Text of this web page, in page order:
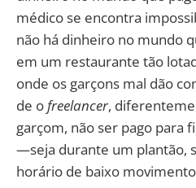
médico se encontra
não há dinheiro no mundo
em um restaurante tão
onde os garçons mal dão
de ofreelancer,
garçom, não ser pago para
—seja durante um plantão,
horário de baixo